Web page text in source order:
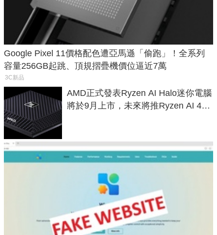
Google Pixel 11價格配色遭亞馬遜「偷跑」！全系列
容量256GB起跳、頂規摺疊機價位逼近7萬
3C新品
AMD正式發表Ryzen AI Halo迷你電腦
將於9月上市，未來將推Ryzen AI 400